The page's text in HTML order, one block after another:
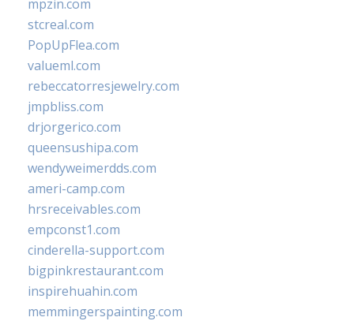
mpzin.com
stcreal.com
PopUpFlea.com
valueml.com
rebeccatorresjewelry.com
jmpbliss.com
drjorgerico.com
queensushipa.com
wendyweimerdds.com
ameri-camp.com
hrsreceivables.com
empconst1.com
cinderella-support.com
bigpinkrestaurant.com
inspirehuahin.com
memmingerspainting.com